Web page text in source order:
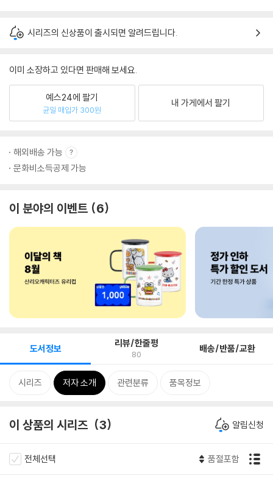
시리즈의 신상품이 출시되면 알려드립니다.
이미 소장하고 있다면 판매해 보세요.
예스24에 팔기
균일 매입가 300원
내 가게에서 팔기
해외배송 가능
문화비소득공제 가능
이 분야의 이벤트 6
도서정보 리뷰/한줄평
80 배송/반품/교환
시리즈 저자 소개 관련분류 품목정보
이 상품의 시리즈 3 알림신청
전체선택 품절포함